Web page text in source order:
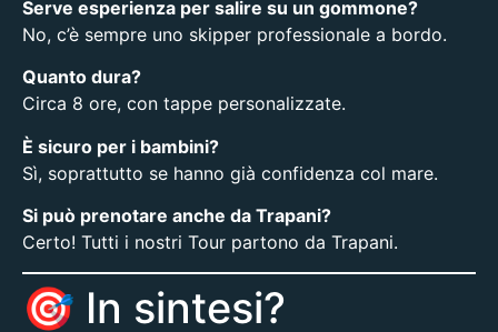
Serve esperienza per salire su un gommone?
No, c’è sempre uno skipper professionale a bordo.
Quanto dura?
Circa 8 ore, con tappe personalizzate.
È sicuro per i bambini?
Sì, soprattutto se hanno già confidenza col mare.
Si può prenotare anche da Trapani?
Certo! Tutti i nostri Tour partono da Trapani.
🎯 In sintesi?